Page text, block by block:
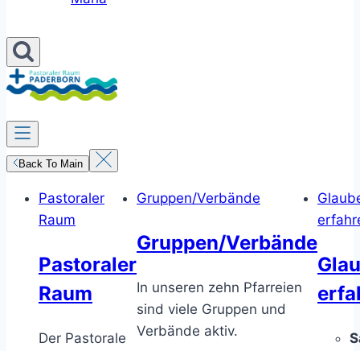
Back To Main
Pastoraler
Raum
Pastoraler
Raum
Der Pastorale
Gruppen/Verbände
Gruppen/Verbände
In unseren zehn Pfarreien
sind viele Gruppen und
Verbände aktiv.